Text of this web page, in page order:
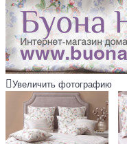
Увеличить фотографию